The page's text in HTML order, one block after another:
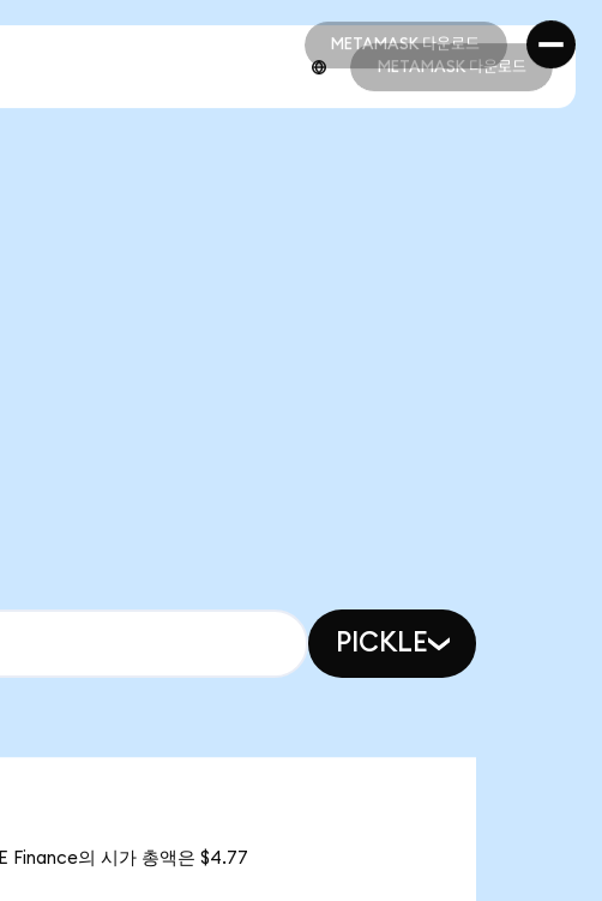
METAMASK 다운로드
METAMASK 다운로드
METAMASK 다운로드
PICKLE
Finance의 시가 총액은 $4.77